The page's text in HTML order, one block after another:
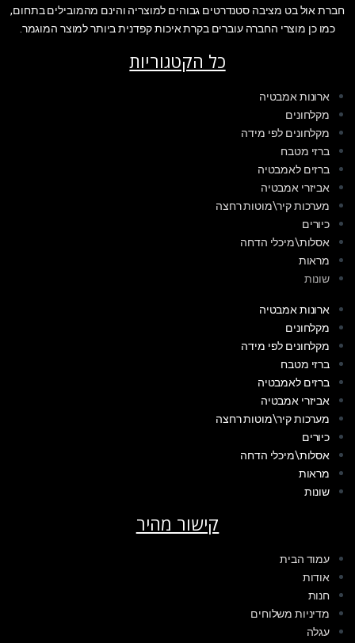
חברת אול בט מציבה סטנדרטים גבוהים למוצריה והינם מהמובילים בתחום,
כמו כן מוצרי החברה עוברים בקרת איכות קפדנית ביותר למוצר המוגמר.
כל הקטגוריות
ארונות אמבטיה
מקלחונים
מקלחונים לפי מידה
ברזי מטבח
ברזים לאמבטיה
אביזרי אמבטיה
מערכות קיר\מוטות רחצה
כיורים
אסלות\מיכלי הדחה
מראות
שונות
ארונות אמבטיה
מקלחונים
מקלחונים לפי מידה
ברזי מטבח
ברזים לאמבטיה
אביזרי אמבטיה
מערכות קיר\מוטות רחצה
כיורים
אסלות\מיכלי הדחה
מראות
שונות
קישור מהיר
עמוד הבית
אודות
חנות
מדיניות משלוחים
עגלה